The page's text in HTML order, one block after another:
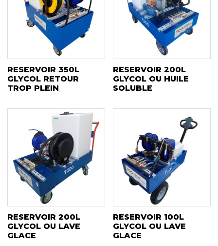
RESERVOIR 350L
GLYCOL RETOUR
TROP PLEIN
RESERVOIR 200L
GLYCOL OU HUILE
SOLUBLE
RESERVOIR 200L
GLYCOL OU LAVE
GLACE
RESERVOIR 100L
GLYCOL OU LAVE
GLACE